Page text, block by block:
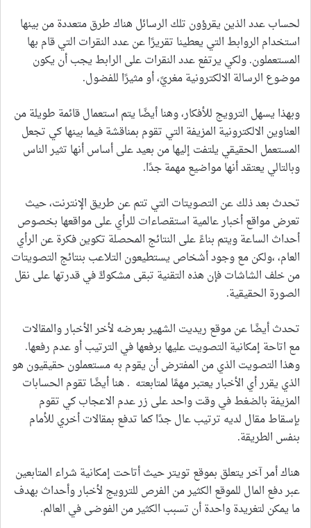
لحساب عدد الذين يقرؤون تلك الرسائل هناك طرق متعددة من بينها
استخدام الروابط التي يعطينا تقريرًا عن عدد النقرات التي قام بها
المستعملون. ولكي يرتفع عدد النقرات على الرابط يجب أن يكون
موضوع الرسالة الالكترونية مغريً، أو مثيرًا للفضول.
وبهذا يسهل الترويج للأفكار، وهنا أيضًا يتم استعمال قائمة طويلة من
العناوين الالكترونية المزيفة التي تقوم بمناقشة فيما بينها كي تجعل
المستعمل الحقيقي يلتفت إليها من بعيد على أساس أنها تثير الناس
وبالتالي يعتقد أنها مواضيع مهمة جدًا.
تحدث بعد ذلك عن التصويتات التي تتم عن طريق الإنترنت، حيث
تعرض مواقع أخبار عالمية استقصاءات للرأي على مواقعها بخصوص
أحداث الساعة ويتم بناءً على النتائج المحصلة تكوين فكرة عن الرأي
العام، ،ولكن مع وجود أشخاص يستطيعون التلاعب بنتائج التصويتات
من خلف الشاشات فإن هذه التقنية تبقى مشكوكً في قدرتها على نقل
الصورة الحقيقية.
تحدث أيضًا عن موقع ريديت الشهير بعرضه لأخر الأخبار والمقالات
مع اتاحة إمكانية التصويت عليها برفعها في الترتيب أو عدم رفعها.
وهذا التصويت الذي من المفترض أن يقوم به مستعملون حقيقيون هو
الذي يقرر أي الأخبار يعتبر مهمًا لمتابعته . هنا أيضًا تقوم الحسابات
المزيفة بالضغط في وقت واحد على زر عدم الاعجاب كي تقوم
بإسقاط مقال لديه ترتيب عال جدًا كما تدفع بمقالات أخري للأمام
بنفس الطريقة.
هناك أمر آخر يتعلق بموقع تويتر حيث أتاحت إمكانية شراء المتابعين
عبر دفع المال للموقع الكثير من الفرص للترويج لأخبار وأحداث بهدف
ما يمكن لتغريدة واحدة أن تسبب الكثير من الفوضى في العالم.